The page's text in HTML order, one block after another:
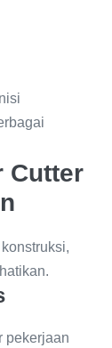
Cutter
pekerjaan